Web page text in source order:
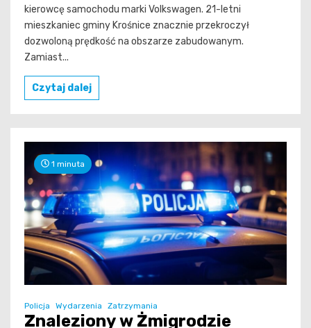
kierowcę samochodu marki Volkswagen. 21-letni
mieszkaniec gminy Krośnice znacznie przekroczył
dozwoloną prędkość na obszarze zabudowanym.
Zamiast...
Czytaj dalej
1 minuta
Policja Wydarzenia Zatrzymania
Znaleziony w Żmigrodzie